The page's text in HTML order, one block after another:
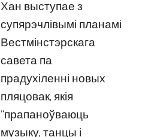
Хан выступае з
супярэчлівымі планамі
Вестмінстэрскага
савета па
прадухіленні новых
пляцовак, якія
“прапаноўваюць
музыку, танцы і